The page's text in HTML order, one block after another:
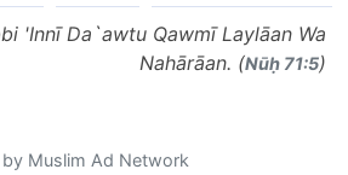
'Innī Da`awtu Qawmī Laylāan Wa
Nahārāan. (Nūḥ 71:5)
Muslim Ad Network